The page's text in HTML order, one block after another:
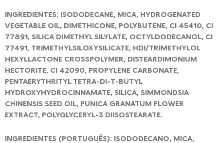
INGREDIENTES: ISODODECANE, MICA, HYDROGENATED
VEGETABLE OIL, DIMETHICONE, POLYBUTENE, CI 45410, CI
77891, SILICA DIMETHYL SILYLATE, OCTYLDODECANOL, CI
77491, TRIMETHYLSILOXYSILICATE, HDI/TRIMETHYLOL
HEXYLLACTONE CROSSPOLYMER, DISTEARDIMONIUM
HECTORITE, CI 42090, PROPYLENE CARBONATE,
PENTAERYTHRITYL TETRA-DI-T-BUTYL
HYDROXYHYDROCINNAMATE, SILICA, SIMMONDSIA
CHINENSIS SEED OIL, PUNICA GRANATUM FLOWER
EXTRACT, POLYGLYCERYL-3 DIISOSTEARATE.
INGREDIENTES (PORTUGUÊS): ISODODECANO, MICA,